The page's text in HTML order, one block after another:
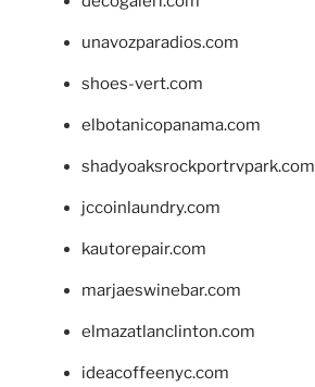
unavozparadios.com
shoes-vert.com
elbotanicopanama.com
shadyoaksrockportrvpark.com
jccoinlaundry.com
kautorepair.com
marjaeswinebar.com
elmazatlanclinton.com
ideacoffeenyc.com